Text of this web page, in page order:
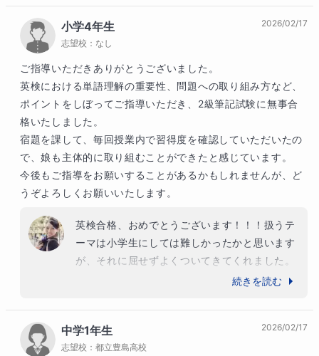
経験してきてます。これから留学などで海外へ
行くこともあると思います。ぜひサバイブでき
る英語力をこれからも身につけていけるよう、
一緒にがんばっていきましょう＾＾
小学4年生
志望校： なし
2026/02/17
ご指導いただきありがとうございました。
英検における単語理解の重要性、問題への取り組み方など、
ポイントをしぼってご指導いただき、2級筆記試験に無事合
格いたしました。
宿題を課して、毎回授業内で習得度を確認していただいたの
で、娘も主体的に取り組むことができたと感じています。
今後もご指導をお願いすることがあるかもしれませんが、ど
うぞよろしくお願いいたします。
英検合格、おめでとうございます！！！扱うテ
ーマは小学生にしては難しかったかと思います
が、それに屈せずよくついてきてくれました。
本当によく頑張りました。今回の結果はきっと
からもきっと様々なことに挑戦していかないと
いけなくなる時が訪れますが、あなたはもうお
母さんがいなくても一人で立ち向かうことがで
続きを読む
中学1年生
志望校： 都立豊島高校
2026/02/17